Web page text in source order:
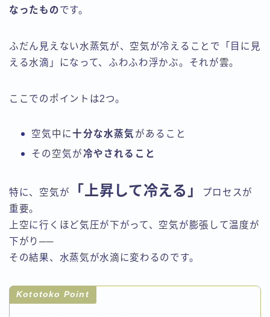
なったものです。
ふだん見えない水蒸気が、空気が冷えることで「目に見
える水滴」になって、ふわふわ浮かぶ。それが雲。
ここでのポイントは2つ。
空気中に十分な水蒸気 があること
その空気が冷やされること
特に、空気が 「上昇して冷える」
プロセスが
重要。
上空に行くほど気圧が下がって、空気が膨張して温度が
下がり──
その結果、水蒸気が水滴に変わるのです。
Kototoko Point